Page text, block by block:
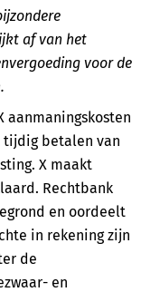
af van het
voor de
aanmaningskosten
tijdig betalen van
X maakt
Rechtbank
en oordeelt
in rekening zijn
de
en